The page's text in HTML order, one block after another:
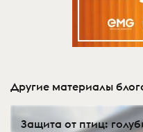
Другие материалы
Защита от птиц: